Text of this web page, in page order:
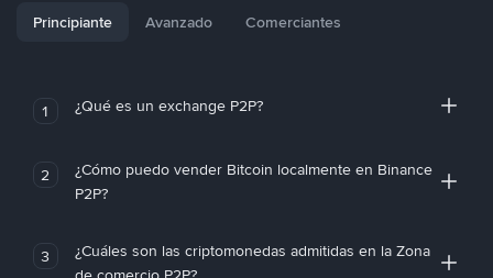
Principiante Avanzado Comerciantes
1 ¿Qué es un exchange P2P?
2
¿Cómo puedo vender Bitcoin localmente en Binance
P2P?
3
¿Cuáles son las criptomonedas admitidas en la Zona